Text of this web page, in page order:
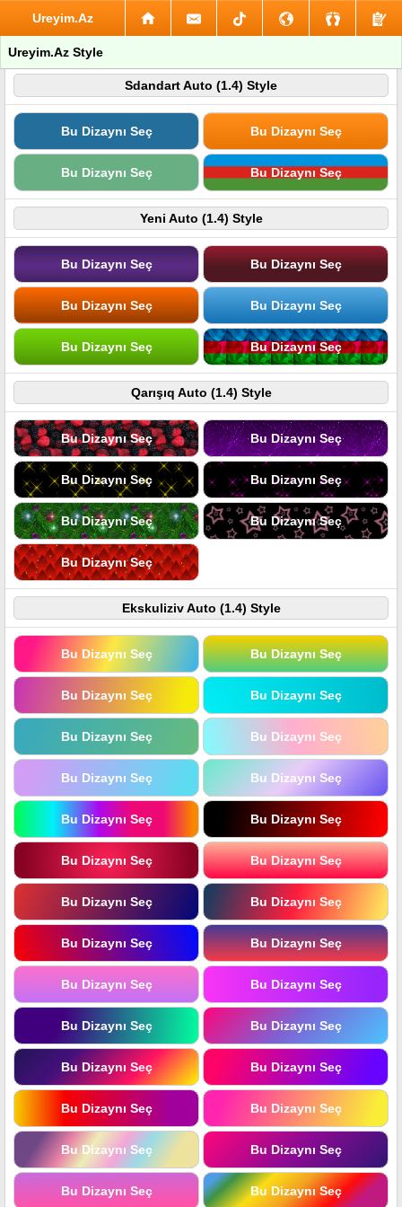
Ureyim.Az
Ureyim.Az Style
Sdandart Auto (1.4) Style
Bu Dizaynı Seç Bu Dizaynı Seç
Bu Dizaynı Seç Bu Dizaynı Seç
Yeni Auto (1.4) Style
Bu Dizaynı Seç Bu Dizaynı Seç
Bu Dizaynı Seç Bu Dizaynı Seç
Bu Dizaynı Seç Bu Dizaynı Seç
Qarışıq Auto (1.4) Style
Bu Dizaynı Seç Bu Dizaynı Seç
Bu Dizaynı Seç Bu Dizaynı Seç
Bu Dizaynı Seç Bu Dizaynı Seç
Bu Dizaynı Seç
Ekskuliziv Auto (1.4) Style
Bu Dizaynı Seç Bu Dizaynı Seç
Bu Dizaynı Seç Bu Dizaynı Seç
Bu Dizaynı Seç Bu Dizaynı Seç
Bu Dizaynı Seç Bu Dizaynı Seç
Bu Dizaynı Seç Bu Dizaynı Seç
Bu Dizaynı Seç Bu Dizaynı Seç
Bu Dizaynı Seç Bu Dizaynı Seç
Bu Dizaynı Seç Bu Dizaynı Seç
Bu Dizaynı Seç Bu Dizaynı Seç
Bu Dizaynı Seç Bu Dizaynı Seç
Bu Dizaynı Seç Bu Dizaynı Seç
Bu Dizaynı Seç Bu Dizaynı Seç
Bu Dizaynı Seç Bu Dizaynı Seç
Bu Dizaynı Seç Bu Dizaynı Seç